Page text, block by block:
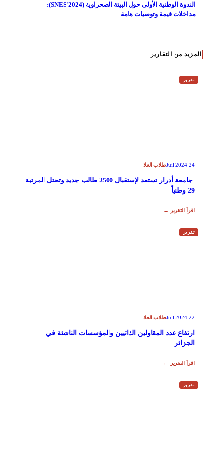
الندوة الوطنية الأولى حول البيئة الصحراوية (SNES'2024):
مداخلات قيمة وتوصيات هامة
المزيد من التقارير
تقرير
24 Juil 2024 طلاب العلا
جامعة أدرار تستعد لإستقبال 2500 طالب جديد وتحتل المرتبة
29 وطنياً
اقرأ التقرير ←
تقرير
22 Juil 2024 طلاب العلا
ارتفاع عدد المقاولين الذاتيين والمؤسسات الناشئة في
الجزائر
اقرأ التقرير ←
تقرير